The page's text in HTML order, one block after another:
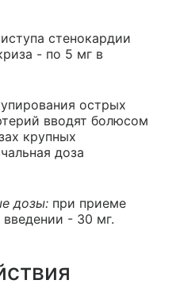
стенокардии
- по 5 мг в
острых
вводят болюсом
крупных
доза
дозы: при приеме
- 30 мг.